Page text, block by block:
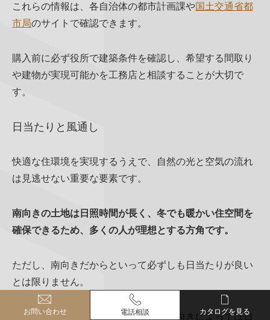
これらの情報は、各自治体の都市計画課や国土交通省都
市局のサイトで確認できます。
購入前に必ず役所で建築条件を確認し、希望する間取り
や建物が実現可能かを工務店と相談することが大切で
す。
日当たりと風通し
快適な住環境を実現するうえで、自然の光と空気の流れ
は見逃せない重要な要素です。
南向きの土地は日照時間が長く、冬でも暖かい住空間を
確保できるため、多くの人が理想とする方角です。
ただし、南向きだからといって必ずしも日当たりが良い
とは限りません。
周辺に高い建物がある場合や、道路の向きによっては日
お問い合わせ 電話相談 カタログを見る
お問い合わせ 電話相談 カタログを見る